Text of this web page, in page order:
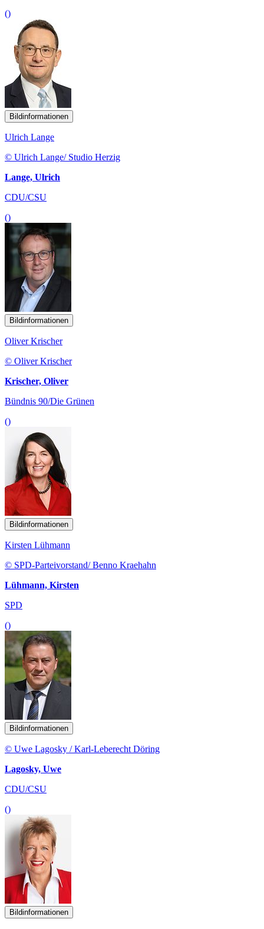
()
Bildinformationen
Ulrich Lange
© Ulrich Lange/ Studio Herzig
Lange, Ulrich
CDU/CSU
()
Bildinformationen
Oliver Krischer
© Oliver Krischer
Krischer, Oliver
Bündnis 90/Die Grünen
()
Bildinformationen
Kirsten Lühmann
© SPD-Parteivorstand/ Benno Kraehahn
Lühmann, Kirsten
SPD
()
Bildinformationen
© Uwe Lagosky / Karl-Leberecht Döring
Lagosky, Uwe
CDU/CSU
()
Bildinformationen